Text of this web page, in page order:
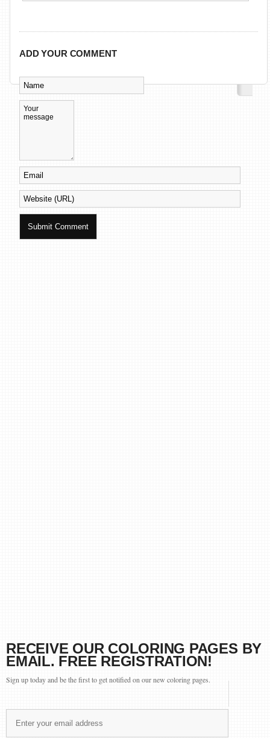
ADD YOUR COMMENT
RECEIVE OUR COLORING PAGES BY
EMAIL. FREE REGISTRATION!
Sign up today and be the first to get notified on our new coloring pages.